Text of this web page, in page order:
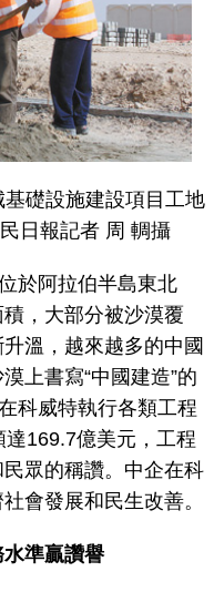
礎設施建設項目工地
日報記者 周 輖攝
於阿拉伯半島東北
，大部分被沙漠覆
溫，越來越多的中國
上書寫“中國建造”的
科威特執行各類工程
169.7億美元，工程
眾的稱讚。中企在科
會發展和民生改善。
準贏讚譽